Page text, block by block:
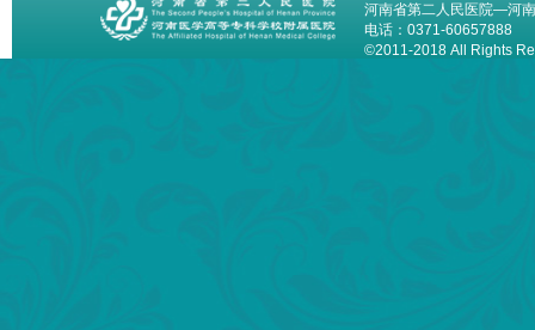
河南省第二人民医院—河
电话：0371-60657888
©2011-2018 All Rights